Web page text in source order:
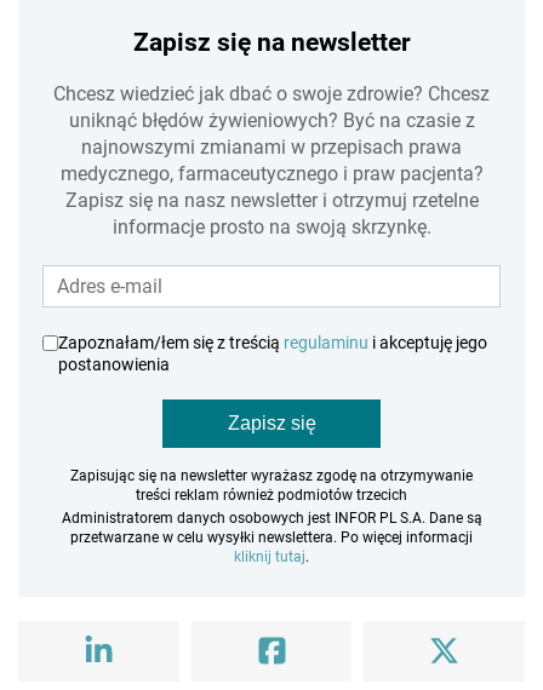
Zapisz się na newsletter
Chcesz wiedzieć jak dbać o swoje zdrowie? Chcesz
uniknąć błędów żywieniowych? Być na czasie z
najnowszymi zmianami w przepisach prawa
medycznego, farmaceutycznego i praw pacjenta?
Zapisz się na nasz newsletter i otrzymuj rzetelne
informacje prosto na swoją skrzynkę.
Zapoznałam/łem się z treścią regulaminu i akceptuję jego
postanowienia
Zapisz się
Zapisując się na newsletter wyrażasz zgodę na otrzymywanie
treści reklam również podmiotów trzecich
Administratorem danych osobowych jest INFOR PL S.A. Dane są
przetwarzane w celu wysyłki newslettera. Po więcej informacji
kliknij tutaj.